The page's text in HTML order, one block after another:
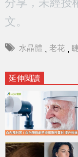
分享，未經授
文。
水晶體 , 老花 ,
延伸閱讀